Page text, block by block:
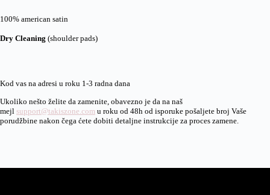
100% american satin
Dry Cleaning (shoulder pads)
Kod vas na adresi u roku 1-3 radna dana
Ukoliko nešto želite da zamenite, obavezno je da na naš
mejl support@takiszone.com u roku od 48h od isporuke pošaljete broj Vaše
porudžbine nakon čega ćete dobiti detaljne instrukcije za proces zamene.